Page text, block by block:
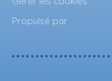
Propulsé par